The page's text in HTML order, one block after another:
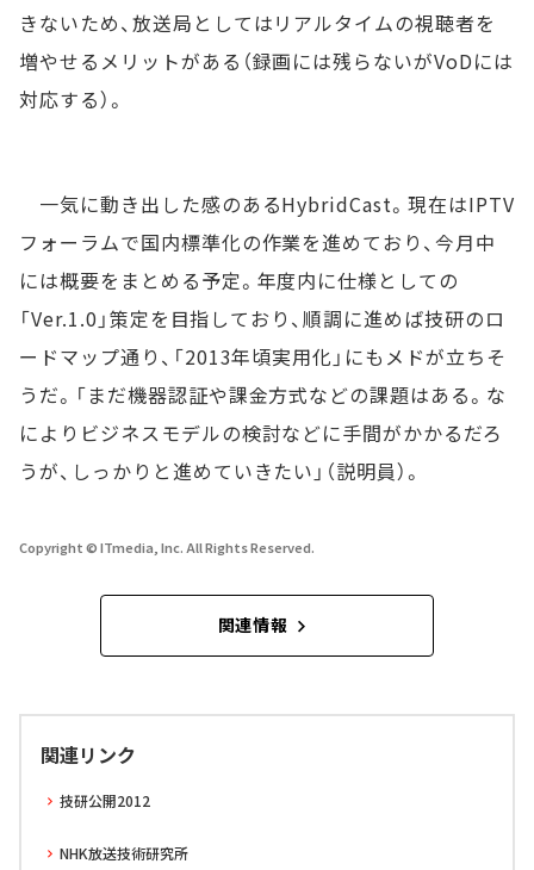
きないため、放送局としてはリアルタイムの視聴者を
増やせるメリットがある（録画には残らないがVoDには
対応する）。
一気に動き出した感のあるHybridCast。現在はIPTV
フォーラムで国内標準化の作業を進めており、今月中
には概要をまとめる予定。年度内に仕様としての
「Ver.1.0」策定を目指しており、順調に進めば技研のロ
ードマップ通り、「2013年頃実用化」にもメドが立ちそ
うだ。「まだ機器認証や課金方式などの課題はある。な
によりビジネスモデルの検討などに手間がかかるだろ
うが、しっかりと進めていきたい」（説明員）。
Copyright © ITmedia, Inc. All Rights Reserved.
関連情報
関連リンク
技研公開2012
NHK放送技術研究所